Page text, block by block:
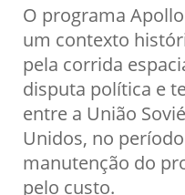
O programa
um contexto
pela corrida
disputa política e
entre a União
Unidos, no
manutenção do
pelo custo.